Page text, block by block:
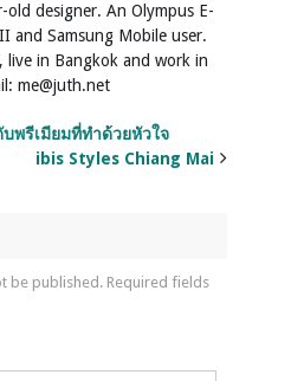
old designer. An Olympus E-
and Samsung Mobile user.
live in Bangkok and work in
me@juth.net
พรีเมียมที่ทำด้วยหัวใจ
ibis Styles Chiang Mai
be published. Required fields